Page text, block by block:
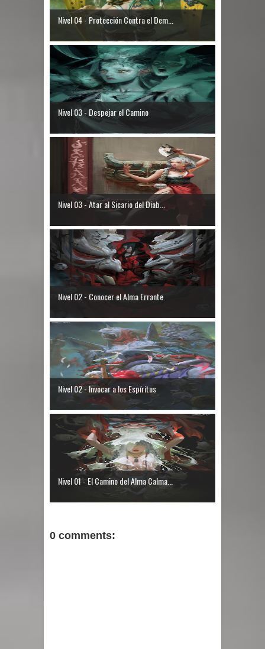
Nivel 04 - Protección Contra el Dem...
Nivel 03 - Despejar el Camino
Nivel 03 - Atar al Sicario del Diab...
Nivel 02 - Conocer el Alma Errante
Nivel 02 - Invocar a los Espíritus
Nivel 01 - El Camino del Alma Calma...
0 comments: